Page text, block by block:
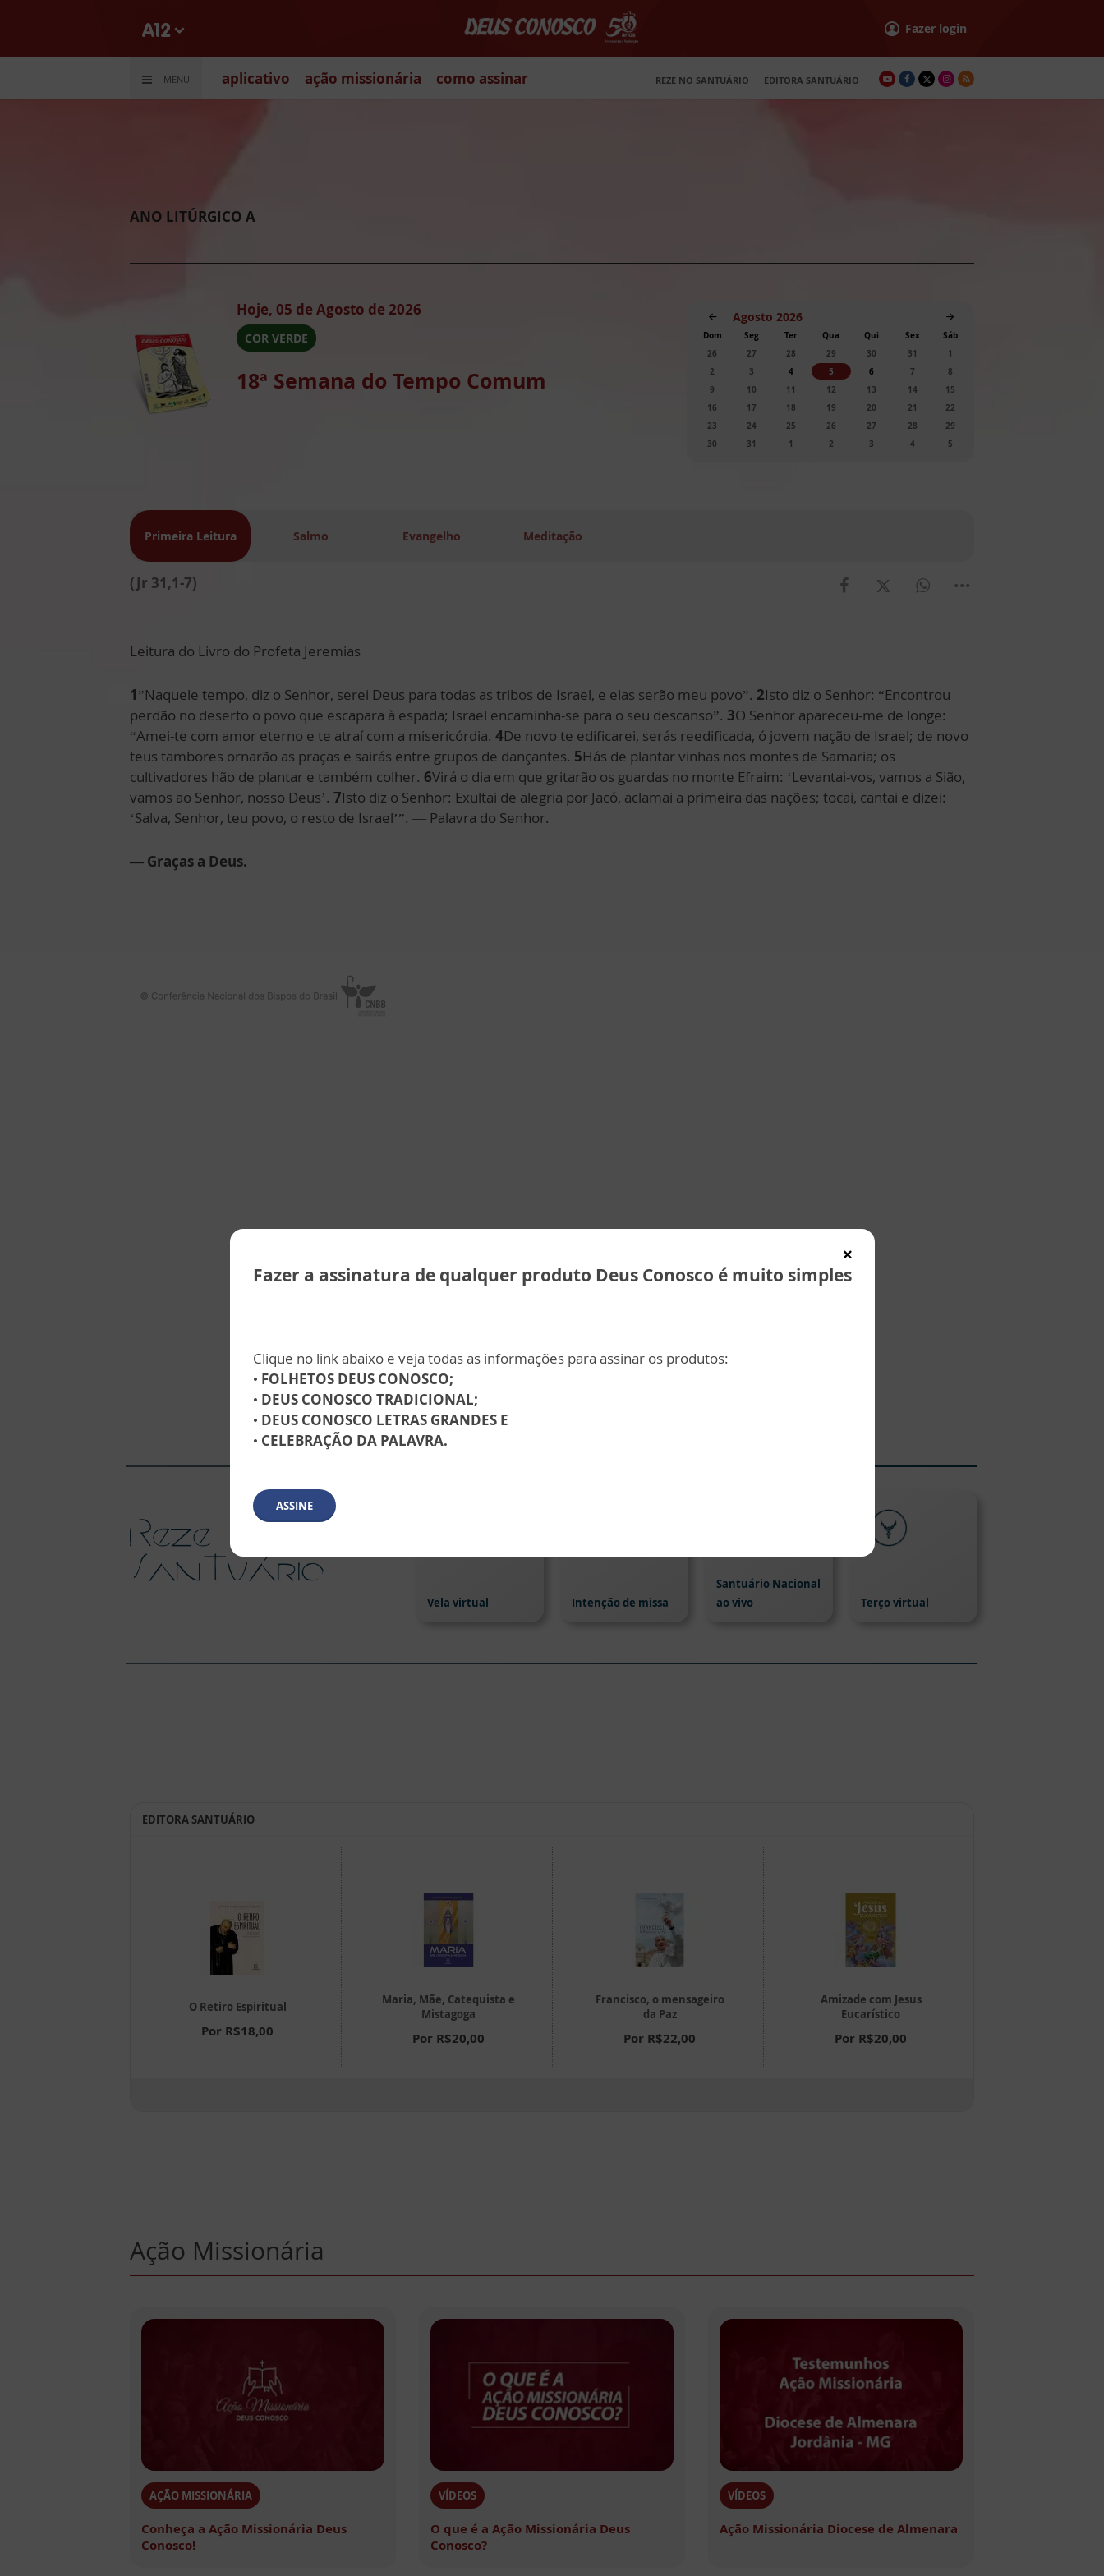
Fazer login
MENU aplicativo ação missionária como assinar REZE NO SANTUÁRIO EDITORA SANTUÁRIO
ANO LITÚRGICO A
Hoje, 05 de Agosto de 2026
COR VERDE
18ª Semana do Tempo Comum
Agosto 2026
Dom Seg Ter Qua Qui Sex
Sáb
26
27 28 29 30 31
1
2
3 4 5 6 7
8
9
10 11 12 13 14
15
16
17 18 19 20 21
22
23
24 25 26 27 28
29
30
31 1 2 3 4 5
Primeira Leitura Salmo Evangelho Meditação
(Jr 31,1-7)
Leitura do Livro do Profeta Jeremias
1”Naquele tempo, diz o Senhor, serei Deus para todas as tribos de Israel, e elas serão meu povo”. 2Isto diz o Senhor: “Encontrou
perdão no deserto o povo que escapara à espada; Israel encaminha-se para o seu descanso”. 3O Senhor apareceu-me de longe:
“Amei-te com amor eterno e te atraí com a misericórdia. 4De novo te edificarei, serás reedificada, ó jovem nação de Israel; de novo
teus tambores ornarão as praças e sairás entre grupos de dançantes. 5Hás de plantar vinhas nos montes de Samaria; os
cultivadores hão de plantar e também colher. 6Virá o dia em que gritarão os guardas no monte Efraim: ‘Levantai-vos, vamos a Sião,
vamos ao Senhor, nosso Deus’. 7Isto diz o Senhor: Exultai de alegria por Jacó, aclamai a primeira das nações; tocai, cantai e dizei:
‘Salva, Senhor, teu povo, o resto de Israel’”. — Palavra do Senhor.
— Graças a Deus.
Terço virtual
Intenção de missa
Vela virtual
Santuário Nacional
ao vivo
EDITORA SANTUÁRIO
O Retiro Espiritual
Por R$18,00
Maria, Mãe, Catequista e
Mistagoga
Por R$20,00
Francisco, o mensageiro
da Paz
Por R$22,00
Amizade com Jesus
Eucarístico
Por R$20,00
Ação Missionária
AÇÃO MISSIONÁRIA
Conheça a Ação Missionária Deus
Conosco!
VÍDEOS
O que é a Ação Missionária Deus
Conosco?
VÍDEOS
Ação Missionária Diocese de Almenara
Fazer a assinatura de qualquer produto Deus Conosco é muito simples
Clique no link abaixo e veja todas as informações para assinar os produtos:
• FOLHETOS DEUS CONOSCO;
• DEUS CONOSCO TRADICIONAL;
• DEUS CONOSCO LETRAS GRANDES E
• CELEBRAÇÃO DA PALAVRA.
ASSINE